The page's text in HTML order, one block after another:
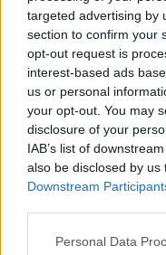
targeted advertising by
section to confirm your
opt-out request is
interest-based ads
us or personal
your opt-out. You may
disclosure of your
IAB’s list of
also be disclosed by
Downstream
Please note that this
Personal Data
συνομιλίες στην
Καταριανό
Ιρανό υπουργό
παράλληλες
απεσταλμένους του
το κείμενο
«Συμφωνία του
Παρά την
αμερικανική